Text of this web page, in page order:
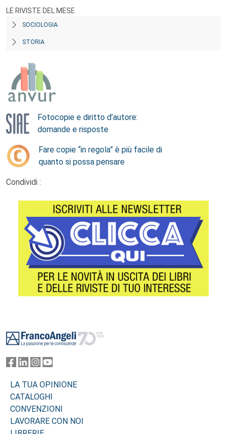
LE RIVISTE DEL MESE
SOCIOLOGIA
STORIA
Fotocopie e diritto d’autore:
domande e risposte
Fare copie “in regola” è più facile di
quanto si possa pensare
Condividi :
LA TUA OPINIONE
CATALOGHI
CONVENZIONI
LAVORARE CON NOI